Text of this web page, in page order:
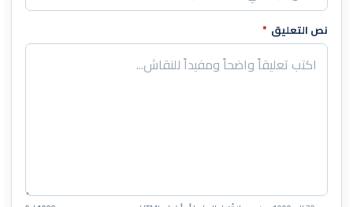
نص التعليق *